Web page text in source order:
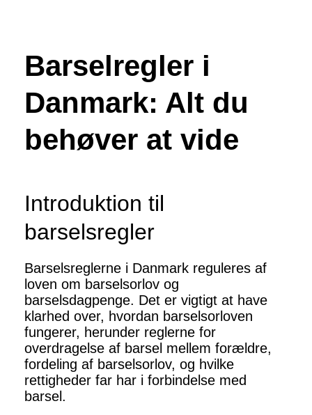
Barselregler i
Danmark: Alt du
behøver at vide
Introduktion til
barselsregler
Barselsreglerne i Danmark reguleres af
loven om barselsorlov og
barselsdagpenge. Det er vigtigt at have
klarhed over, hvordan barselsorloven
fungerer, herunder reglerne for
overdragelse af barsel mellem forældre,
fordeling af barselsorlov, og hvilke
rettigheder far har i forbindelse med
barsel.